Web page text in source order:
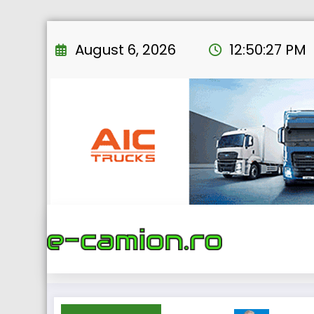
to
August 6, 2026 12:50:28 PM